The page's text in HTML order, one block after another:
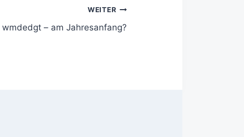
WEITER
wmdedgt – am Jahresanfang?